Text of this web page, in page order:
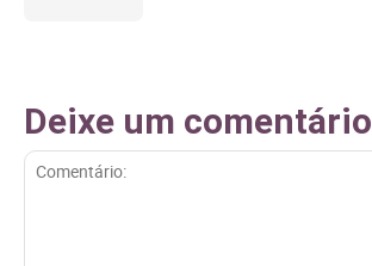
Deixe um comentário